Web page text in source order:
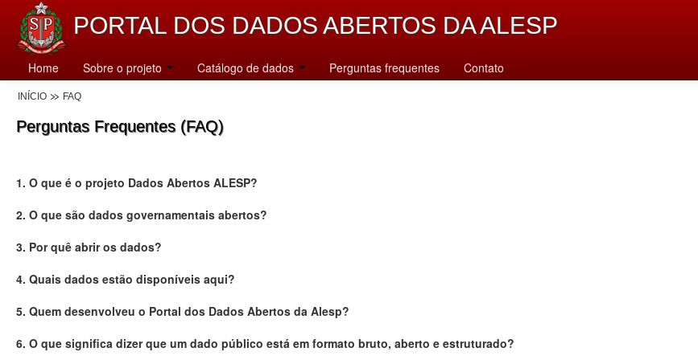
PORTAL DOS DADOS ABERTOS DA ALESP
Home Sobre o projeto Catálogo de dados Perguntas frequentes Contato
INÍCIO FAQ
Perguntas Frequentes (FAQ)
1. O que é o projeto Dados Abertos ALESP?
2. O que são dados governamentais abertos?
3. Por quê abrir os dados?
4. Quais dados estão disponíveis aqui?
5. Quem desenvolveu o Portal dos Dados Abertos da Alesp?
6. O que significa dizer que um dado público está em formato bruto, aberto e estruturado?